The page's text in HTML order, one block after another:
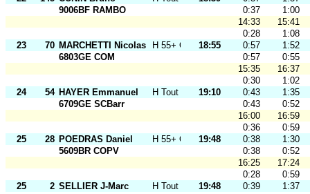
9006BF RAMBO
0:37
1:00
14:33
15:41
0:28
1:08
23
70 MARCHETTI Nicolas H 55+ O 18:55 0:57
1:52
6803GE COM
0:57
0:55
15:35
16:37
0:30
1:02
24
54 HAYER Emmanuel H Tout Ages19:10 0:43
1:35
6709GE SCBarr
0:43
0:52
16:00
16:59
0:36
0:59
25
28 POEDRAS Daniel H 55+ O 19:48 0:38
1:30
5609BR COPV
0:38
0:52
16:25
17:24
0:28
0:59
25
2 SELLIER J-Marc H Tout Ages19:48 0:39
1:37